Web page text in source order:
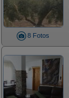
8 Fotos